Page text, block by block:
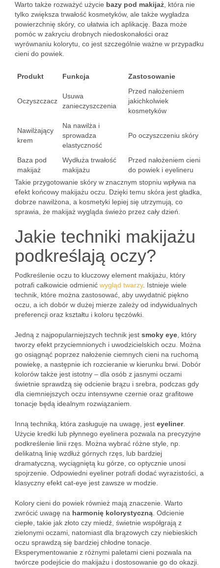
Warto także rozważyć użycie bazy pod makijaż , która nie
tylko zwiększa trwałość kosmetyków, ale także wygładza
powierzchnię skóry, co ułatwia ich aplikację. Baza może
pomóc w zakryciu drobnych niedoskonałości oraz
wyrównaniu kolorytu, co jest szczególnie ważne w przypadku
cieni do powiek.
Produkt Funkcja Zastosowanie
Oczyszczacz
Usuwa
zanieczyszczenia
Przed nałożeniem
jakichkolwiek
kosmetyków
Nawilżający
krem
Na nawilża i
sprowadza
elastyczność
Po oczyszczeniu skóry
Baza pod
makijaż
Wydłuża trwałość
makijażu
Przed nałożeniem cieni
do powiek i eyelineru
Takie przygotowanie skóry w znacznym stopniu wpływa na
efekt końcowy makijażu oczu. Dzięki temu skóra jest gładka,
dobrze nawilżona, a kosmetyki lepiej się utrzymują, co
sprawia, że makijaż wygląda świeżo przez cały dzień.
Jakie techniki makijażu
podkreślają oczy?
Podkreślenie oczu to kluczowy element makijażu, który
potrafi całkowicie odmienić wygląd twarzy. Istnieje wiele
technik, które można zastosować, aby uwydatnić piękno
oczu, a ich dobór w dużej mierze zależy od indywidualnych
preferencji oraz kształtu i koloru tęczówki.
Jedną z najpopularniejszych technik jest smoky eye , który
tworzy efekt przyciemnionych i uwodzicielskich oczu. Można
go osiągnąć poprzez nałożenie ciemnych cieni na ruchomą
powiekę, a następnie ich rozcieranie w kierunku brwi. Dobór
kolorów także jest istotny – dla osób z jasnymi oczami
świetnie sprawdzą się odcienie brązu i srebra, podczas gdy
dla ciemniejszych oczu intensywne czernie oraz grafitowe
tonacje będą idealnym rozwiązaniem.
Inną techniką, która zasługuje na uwagę, jest eyeliner.
Użycie kredki lub płynnego eyelinera pozwala na precyzyjne
podkreślenie linii rzęs. Można wybrać różne style, np.
delikatną linię wzdłuż górnych rzęs, lub bardziej
dramatyczną, wyciągniętą ku górze, co optycznie unosi
spojrzenie. Odpowiedni eyeliner potrafi dodać wyrazistości, a
klasyczny efekt cat-eye jest zawsze w modzie.
Kolory cieni do powiek również mają znaczenie. Warto
zwrócić uwagę na harmonię kolorystyczną . Odcienie
ciepłe, takie jak złoto czy miedź, świetnie współgrają z
zielonymi oczami, natomiast dla brązowych czy niebieskich
oczu sprawdzą się bardziej chłodne tonacje.
Eksperymentowanie z różnymi paletami cieni pozwala na
twórcze podejście do makijażu i dostosowanie go do okazji.